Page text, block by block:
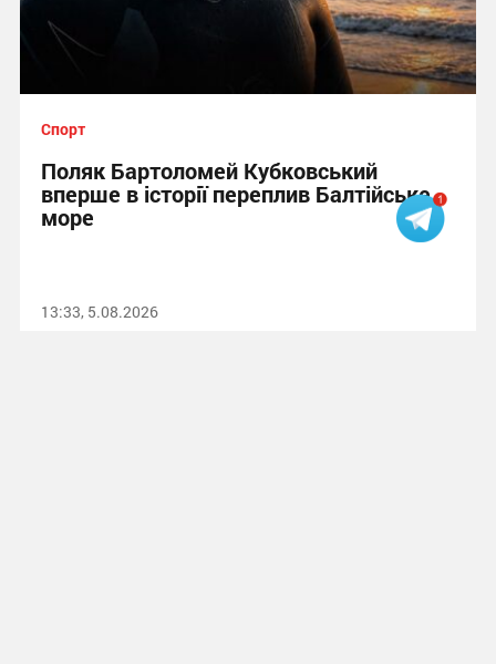
Спорт
Поляк Бартоломей Кубковський
вперше в історії переплив Балтійське
море
13:33, 5.08.2026